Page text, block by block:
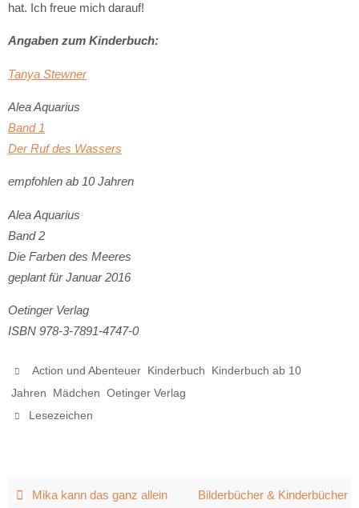
hat. Ich freue mich darauf!
Angaben zum Kinderbuch:
Tanya Stewner
Alea Aquarius
Band 1
Der Ruf des Wassers
empfohlen ab 10 Jahren
Alea Aquarius
Band 2
Die Farben des Meeres
geplant für Januar 2016
Oetinger Verlag
ISBN 978-3-7891-4747-0
Action und Abenteuer Kinderbuch
Kinderbuch ab 10
Jahren
Mädchen Oetinger Verlag
Lesezeichen
Mika kann das ganz allein
Bilderbücher & Kinderbücher